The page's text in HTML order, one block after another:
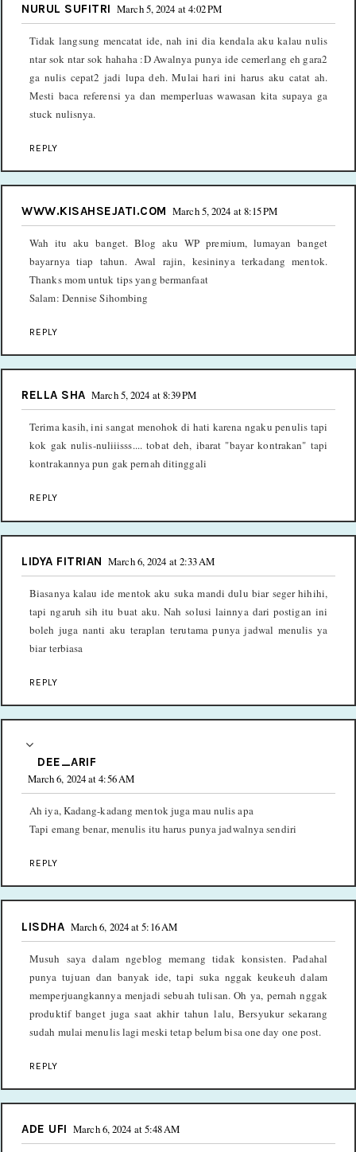
NURUL SUFITRI March 5, 2024 at 4:02 PM
Tidak langsung mencatat ide, nah ini dia kendala aku kalau nulis
ntar sok ntar sok hahaha :D Awalnya punya ide cemerlang eh gara2
ga nulis cepat2 jadi lupa deh. Mulai hari ini harus aku catat ah.
Mesti baca referensi ya dan memperluas wawasan kita supaya ga
stuck nulisnya.
REPLY
WWW.KISAHSEJATI.COM March 5, 2024 at 8:15 PM
Wah itu aku banget. Blog aku WP premium, lumayan banget
bayarnya tiap tahun. Awal rajin, kesininya terkadang mentok.
Thanks mom untuk tips yang bermanfaat
Salam: Dennise Sihombing
REPLY
RELLA SHA March 5, 2024 at 8:39 PM
Terima kasih, ini sangat menohok di hati karena ngaku penulis tapi
kok gak nulis-nuliiisss.... tobat deh, ibarat "bayar kontrakan" tapi
kontrakannya pun gak pernah ditinggali
REPLY
LIDYA FITRIAN March 6, 2024 at 2:33 AM
Biasanya kalau ide mentok aku suka mandi dulu biar seger hihihi,
tapi ngaruh sih itu buat aku. Nah solusi lainnya dari postigan ini
boleh juga nanti aku teraplan terutama punya jadwal menulis ya
biar terbiasa
REPLY
DEE_ARIF
March 6, 2024 at 4:56 AM
Ah iya, Kadang-kadang mentok juga mau nulis apa
Tapi emang benar, menulis itu harus punya jadwalnya sendiri
REPLY
LISDHA March 6, 2024 at 5:16 AM
Musuh saya dalam ngeblog memang tidak konsisten. Padahal
punya tujuan dan banyak ide, tapi suka nggak keukeuh dalam
memperjuangkannya menjadi sebuah tulisan. Oh ya, pernah nggak
produktif banget juga saat akhir tahun lalu, Bersyukur sekarang
sudah mulai menulis lagi meski tetap belum bisa one day one post.
REPLY
ADE UFI March 6, 2024 at 5:48 AM